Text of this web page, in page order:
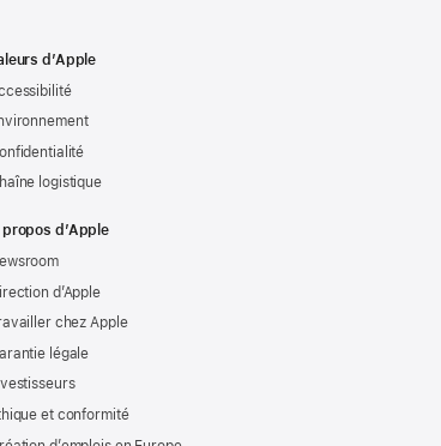
d’Apple
logistique
d’Apple
d’Apple
chez Apple
légale
et conformité